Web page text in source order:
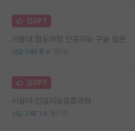
김GPT
서울대 협동과정 인공지능 구술 질문
0 8 1819
김GPT
서울대 인공지능융합과정
2 1 8719